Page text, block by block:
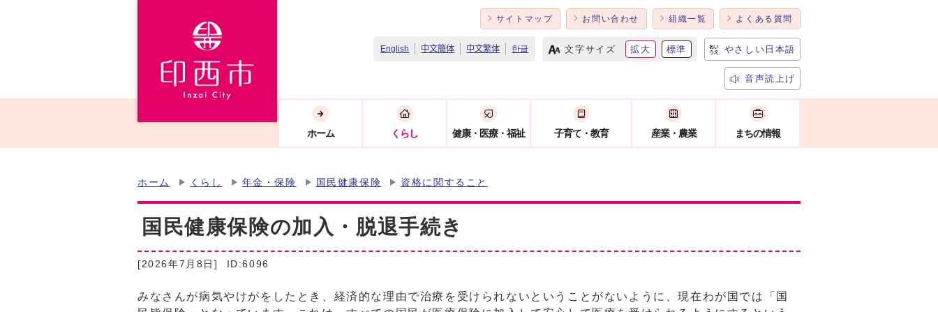
サイトマップ お問い合わせ 組織一覧 よくある質問
English 中文簡体 中文繁体 한글 文字サイズ 拡大 標準 やさしい日本語
音声読上げ
ホーム くらし 健康・医療・福祉 子育て・教育 産業・農業 まちの情報
ホーム くらし 年金・保険 国民健康保険 資格に関すること
国民健康保険の加入・脱退手続き
[2026年7月8日] ID:6096
みなさんが病気やけがをしたとき、経済的な理由で治療を受けられないということがないように、現在わが国では「国